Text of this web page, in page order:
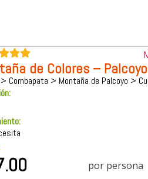
de Colores – Palcoyo
Combapata > Montaña de Palcoyo >
por persona